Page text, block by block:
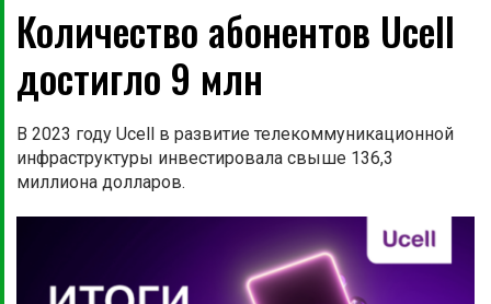
Количество абонентов Ucell
достигло 9 млн
В 2023 году Ucell в развитие телекоммуникационной
инфраструктуры инвестировала свыше 136,3
миллиона долларов.